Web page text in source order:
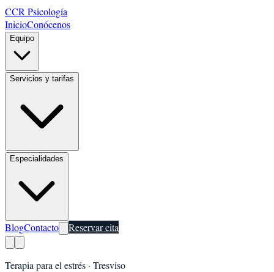
CCR Psicología
InicioConócenos
Equipo
Servicios y tarifas
Especialidades
BlogContacto Reservar cita
Terapia para el estrés · Tresviso